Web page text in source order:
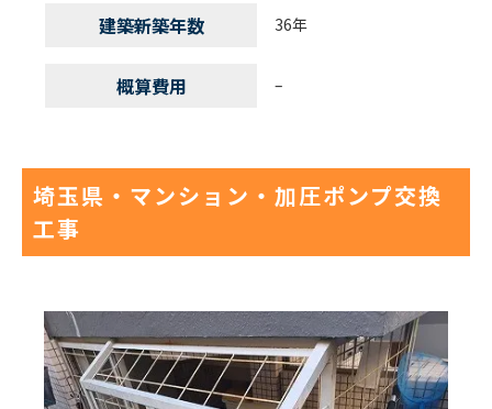
建築新築年数 36年
概算費用 –
埼玉県・マンション・加圧ポンプ交換
工事